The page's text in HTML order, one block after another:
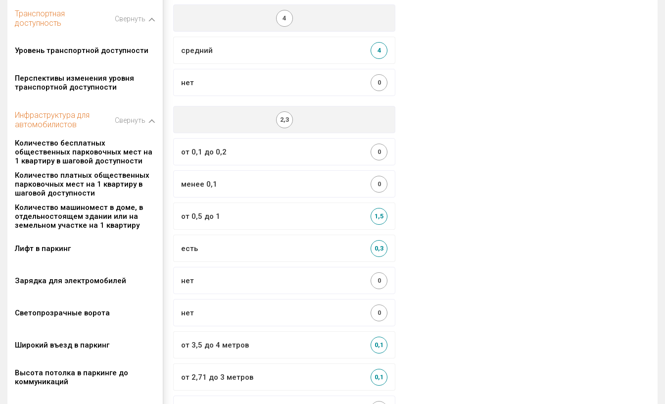
Транспортная
доступность
Свернуть 4
Уровень транспортной доступности средний 4
Перспективы изменения уровня
транспортной доступности
нет 0
Инфраструктура для
автомобилистов
Свернуть 2,3
Количество бесплатных
общественных парковочных мест на
1 квартиру в шаговой доступности
от 0,1 до 0,2 0
Количество платных общественных
парковочных мест на 1 квартиру в
шаговой доступности
менее 0,1 0
Количество машиномест в доме, в
отдельностоящем здании или на
земельном участке на 1 квартиру
от 0,5 до 1 1,5
Лифт в паркинг есть 0,3
Зарядка для электромобилей нет 0
Светопрозрачные ворота нет 0
Широкий въезд в паркинг от 3,5 до 4 метров 0,1
Высота потолка в паркинге до
коммуникаций
от 2,71 до 3 метров 0,1